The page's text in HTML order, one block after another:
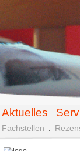
Aktuelles
Fachstellen